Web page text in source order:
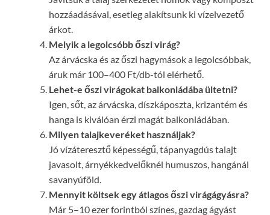
hozzáadásával, esetleg alakítsunk ki vízelvezető
árkot.
Melyik a legolcsóbb őszi virág?
Az árvácska és az őszi hagymások a legolcsóbbak,
áruk már 100–400 Ft/db-tól elérhető.
Lehet-e őszi virágokat balkonládába ültetni?
Igen, sőt, az árvácska, díszkáposzta, krizantém és
hanga is kiválóan érzi magát balkonládában.
Milyen talajkeveréket használjak?
Jó vízáteresztő képességű, tápanyagdús talajt
javasolt, árnyékkedvelőknél humuszos, hangánál
savanyúföld.
Mennyit költsek egy átlagos őszi virágágyásra?
Már 5–10 ezer forintból színes, gazdag ágyást